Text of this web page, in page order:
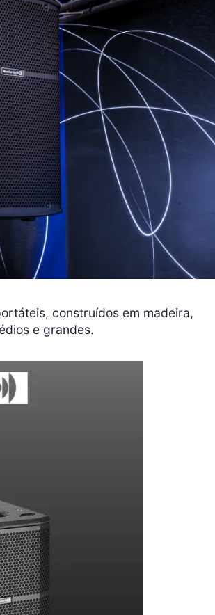
construídos em madeira,
e grandes.